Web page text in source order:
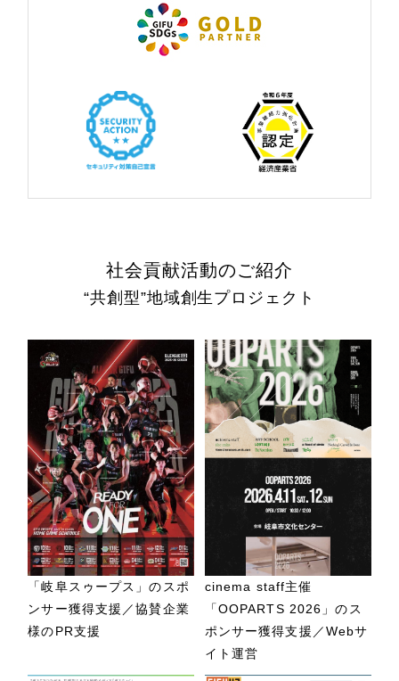
社会貢献活動のご紹介
“共創型”地域創生プロジェクト
「岐阜スゥープス」のスポ
ンサー獲得支援／協賛企業
様のPR支援
cinema staff主催
「OOPARTS 2026」のス
ポンサー獲得支援／Webサ
イト運営